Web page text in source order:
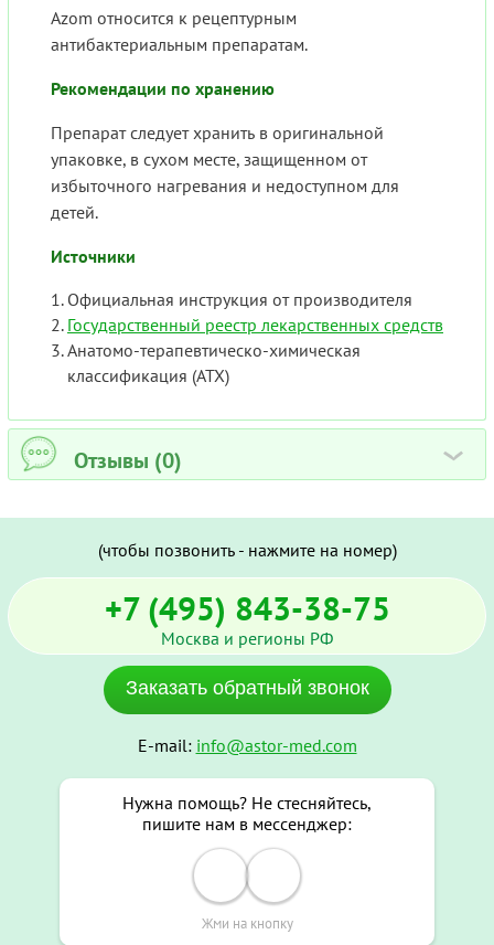
Azom относится к рецептурным
антибактериальным препаратам.
Рекомендации по хранению
Препарат следует хранить в оригинальной
упаковке, в сухом месте, защищенном от
избыточного нагревания и недоступном для
детей.
Источники
Официальная инструкция от производителя
Государственный реестр лекарственных средств
Анатомо-терапевтическо-химическая
классификация (ATX)
Отзывы (0) ›
(чтобы позвонить - нажмите на номер)
+7 (495) 843-38-75
Москва и регионы РФ
Заказать обратный звонок
E-mail: info@astor-med.com
Нужна помощь? Не стесняйтесь,
пишите нам в мессенджер:
Жми на кнопку